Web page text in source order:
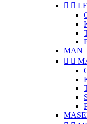
 
MAN
 